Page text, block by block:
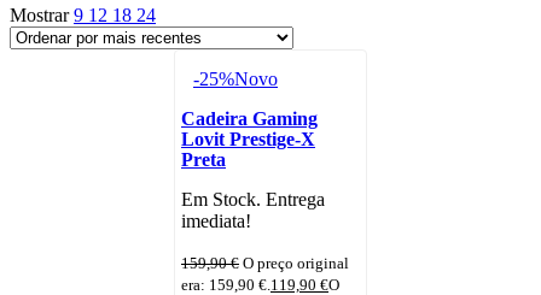
Mostrar9 12 18 24
-25%Novo
Cadeira Gaming
Lovit Prestige-X
Preta
Em Stock. Entrega
imediata!
159,90€ O preço original
era: 159,90 €. 119,90 €O